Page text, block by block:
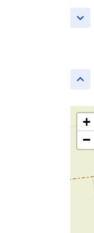
keyboard_arrow_down
keyboard_arrow_up
+
−